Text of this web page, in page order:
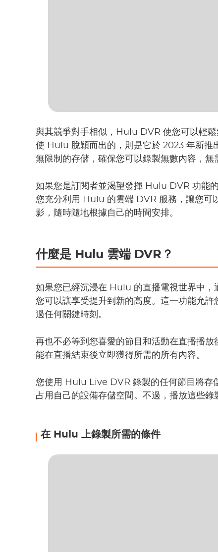
與其競爭對手相似，Hulu DVR 使您可以輕鬆
使 Hulu 脫穎而出的，則是它於 2023 年新推
無限制的存儲，確保您可以錄製無數內容，
如果您是訂閱者並渴望發揮 Hulu DVR 功能
您充分利用 Hulu 的雲端 DVR 服務，讓您可
影，隨時隨地根據自己的時間安排。
什麼是 Hulu 雲端 DVR？
如果您已經沉浸在 Hulu 的直播電視世界中
您可以讓享受提升到新的高度。這一功能允
過任何關鍵時刻。
再也不必等到您喜愛的節目和活動在直播播
能在直播結束後立即獲得所需的所有內容。
您使用 Hulu Live DVR 錄製的任何節目將存
占用自己的設備存儲空間。不過，播放這些錄
在 Hulu 上錄製所需的條件